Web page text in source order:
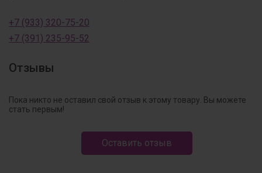
+7 (933) 320-75-20
+7 (391) 235-95-52
Отзывы
Пока никто не оставил свой отзыв к этому товару. Вы можете
стать первым!
Оставить отзыв